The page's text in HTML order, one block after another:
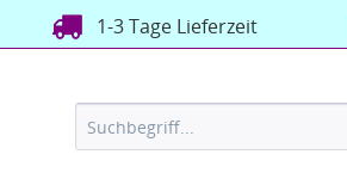
1-3 Tage Lieferzeit